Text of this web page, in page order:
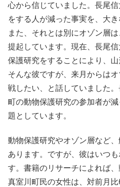
心から信じていました。長尾
をする人が減った事実を、大
また、それとは別にオゾン層
提起しています。現在、長尾
保護研究をすることにより、山
そんな彼ですが、来月からは
戦したい、と話していました。
町の動物保護研究の参加者が
題としています。
動物保護研究やオゾン層など
あります。ですが、彼はいつ
す。書籍のリサーチによれば
真室川町民の女性は、対前月